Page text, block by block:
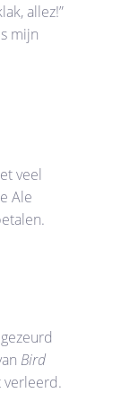
allez!”
mijn
veel
Ale
Bird